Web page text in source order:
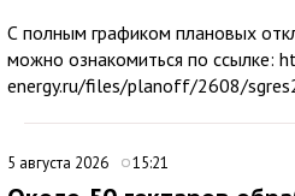
С полным графиком плановых
можно ознакомиться по ссылке:
energy.ru/files/planoff/2608/
5 августа 2026 15:21